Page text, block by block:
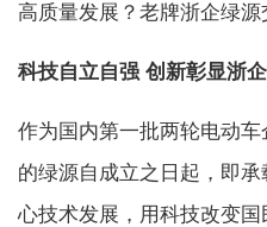
高质量发展？老牌浙企绿源
科技自立自强 创新彰显浙
作为国内第一批两轮电动
的绿源自成立之日起，即
心技术发展，用科技改变